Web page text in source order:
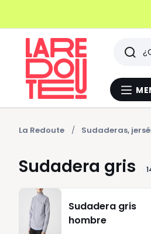
La Redoute Sudaderas,
Sudadera gris
Sudadera gris
hombre